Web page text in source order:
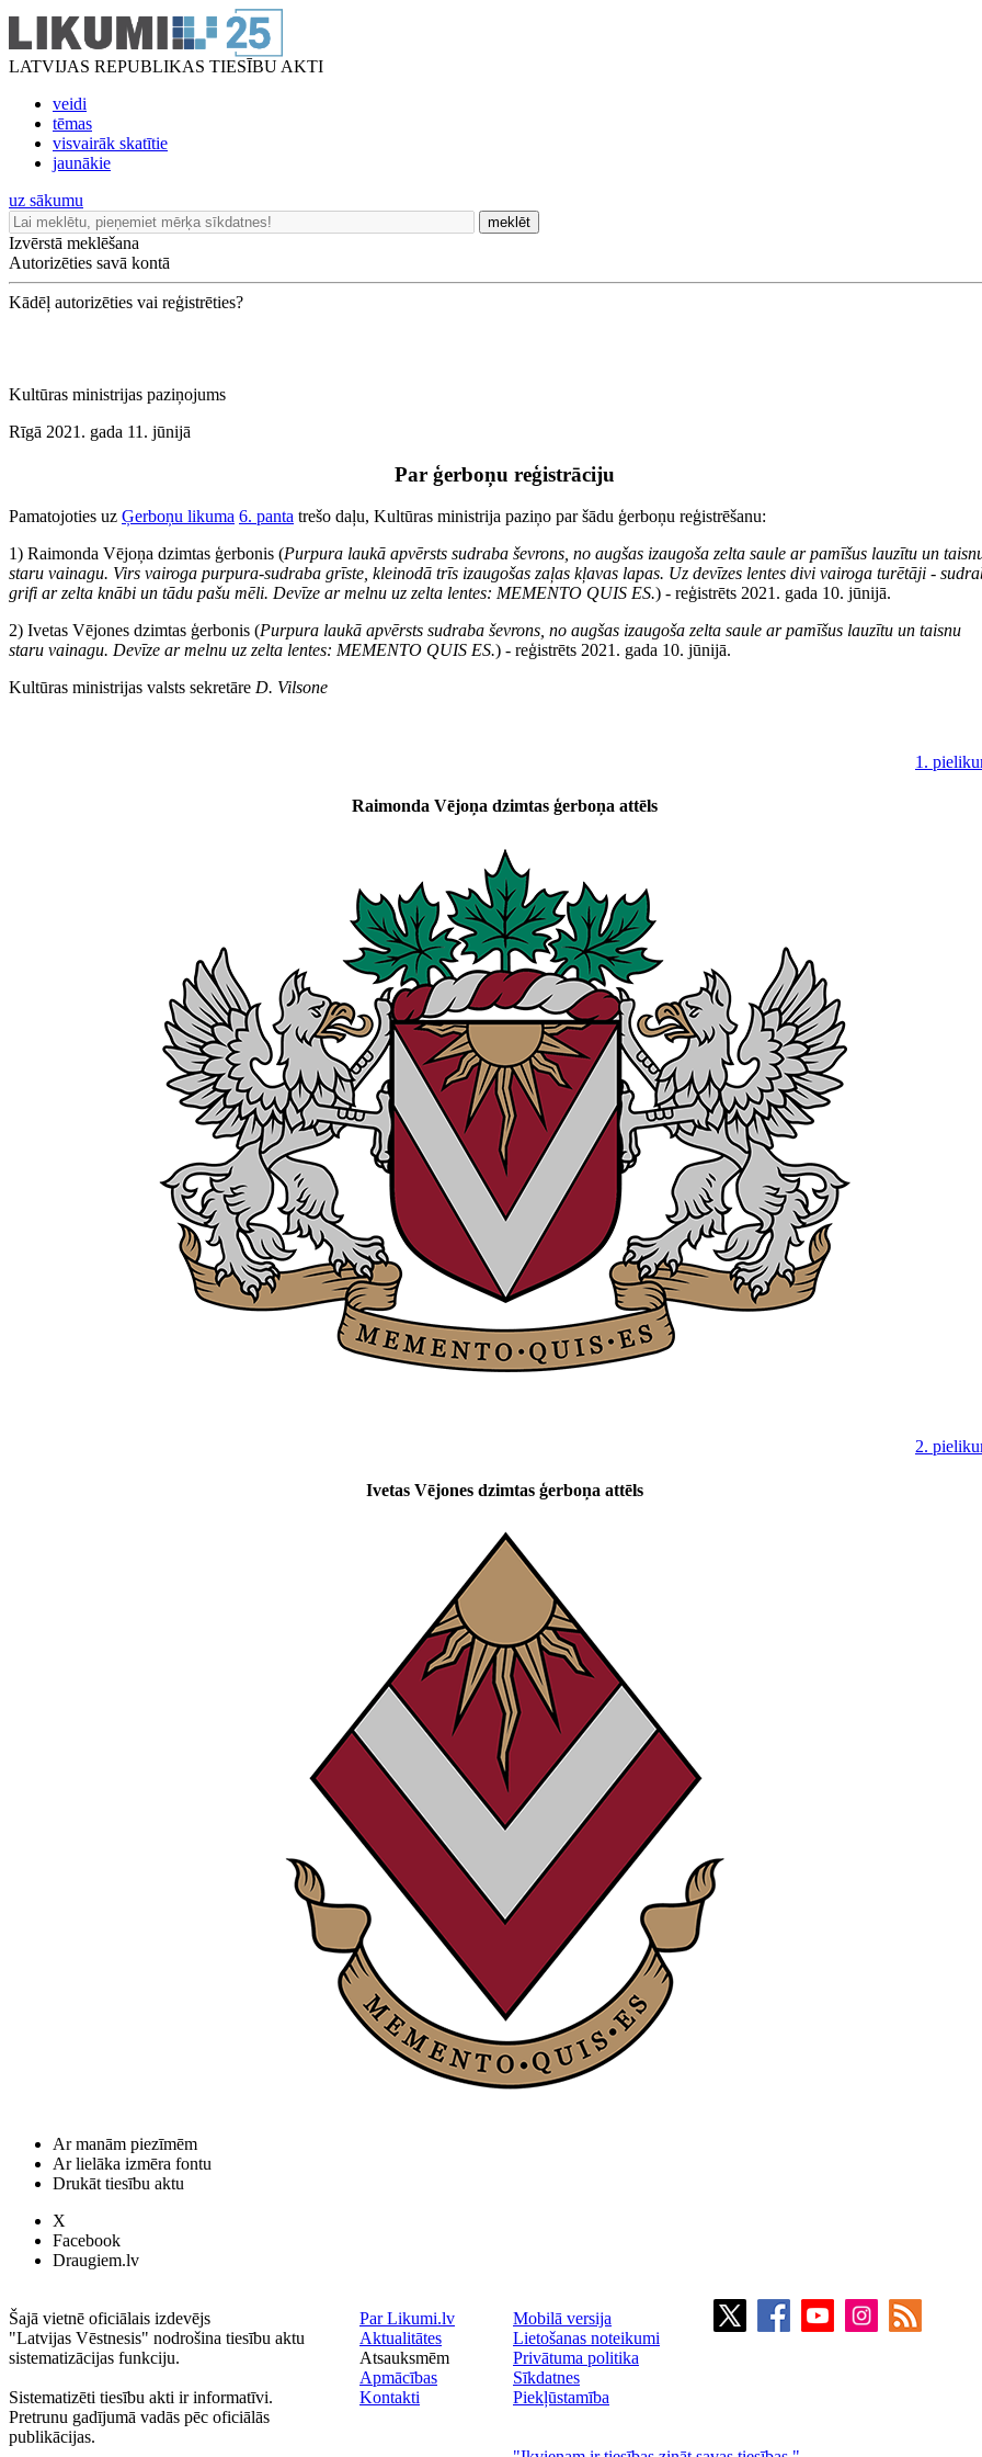
LATVIJAS REPUBLIKAS TIESĪBU AKTI
veidi
tēmas
visvairāk skatītie
jaunākie
uz sākumu
meklēt
Izvērstā meklēšana
Autorizēties savā kontā
Kādēļ autorizēties vai reģistrēties?
Kultūras ministrijas paziņojums
Rīgā 2021. gada 11. jūnijā
Par ģerboņu reģistrāciju
Pamatojoties uz Ģerboņu likuma 6. panta trešo daļu, Kultūras ministrija paziņo par šādu ģerboņu reģistrēšanu:
1) Raimonda Vējoņa dzimtas ģerbonis (Purpura laukā apvērsts sudraba ševrons, no augšas izaugoša zelta saule ar pamīšus lauzītu un
staru vainagu. Virs vairoga purpura-sudraba grīste, kleinodā trīs izaugošas zaļas kļavas lapas. Uz devīzes lentes divi vairoga turētāji -
grifi ar zelta knābi un tādu pašu mēli. Devīze ar melnu uz zelta lentes: MEMENTO QUIS ES.) - reģistrēts 2021. gada 10. jūnijā.
2) Ivetas Vējones dzimtas ģerbonis (Purpura laukā apvērsts sudraba ševrons, no augšas izaugoša zelta saule ar pamīšus lauzītu un taisnu
staru vainagu. Devīze ar melnu uz zelta lentes: MEMENTO QUIS ES.) - reģistrēts 2021. gada 10. jūnijā.
Kultūras ministrijas valsts sekretāre D. Vilsone
1.
Raimonda Vējoņa dzimtas ģerboņa attēls
2.
Ivetas Vējones dzimtas ģerboņa attēls
Ar manām piezīmēm
Ar lielāka izmēra fontu
Drukāt tiesību aktu
X
Facebook
Draugiem.lv
Šajā vietnē oficiālais izdevējs
"Latvijas Vēstnesis" nodrošina tiesību aktu
sistematizācijas funkciju.
Sistematizēti tiesību akti ir informatīvi.
Pretrunu gadījumā vadās pēc oficiālās
publikācijas.
Par Likumi.lv
Aktualitātes
Atsauksmēm
Apmācības
Kontakti
Mobilā versija
Lietošanas noteikumi
Privātuma politika
Sīkdatnes
Piekļūstamība